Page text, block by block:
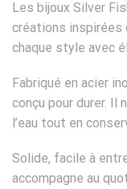
Les bijoux Silver
créations inspirées
chaque style avec
Fabriqué en acier
conçu pour durer.
l’eau tout en
Solide, facile à
accompagne au